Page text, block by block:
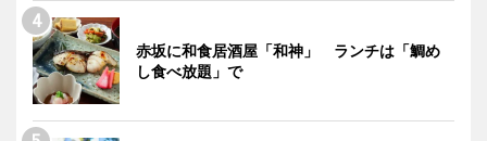
赤坂に和食居酒屋「和神」 ランチは「鯛め
し食べ放題」で